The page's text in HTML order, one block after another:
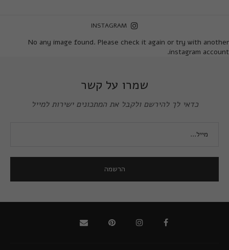
INSTAGRAM
No any image found. Please check it again or try with another
instagram account.
שמרו על קשר
כדאי לך להירשם ולקבל את המתכונים ישירות למייל